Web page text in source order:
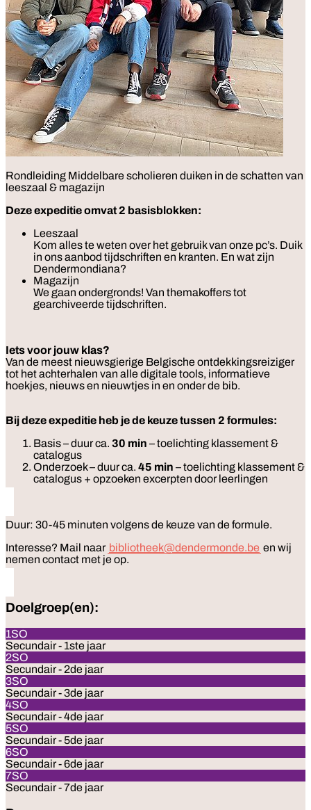
Rondleiding Middelbare scholieren duiken in de schatten van
leeszaal & magazijn
Deze expeditie omvat 2 basisblokken:
Leeszaal
Kom alles te weten over het gebruik van onze pc’s. Duik
in ons aanbod tijdschriften en kranten. En wat zijn
Dendermondiana?
Magazijn
We gaan ondergronds! Van themakoffers tot
gearchiveerde tijdschriften.
Iets voor jouw klas?
Van de meest nieuwsgierige Belgische ontdekkingsreiziger
tot het achterhalen van alle digitale tools, informatieve
hoekjes, nieuws en nieuwtjes in en onder de bib.
Bij deze expeditie heb je de keuze tussen 2 formules:
Basis – duur ca. 30 min – toelichting klassement &
catalogus
Onderzoek – duur ca. 45 min – toelichting klassement &
catalogus + opzoeken excerpten door leerlingen
Duur: 30-45 minuten volgens de keuze van de formule.
Interesse? Mail naar bibliotheek@dendermonde.be en wij
nemen contact met je op.
Doelgroep(en):
1SO
Secundair - 1ste jaar
2SO
Secundair - 2de jaar
3SO
Secundair - 3de jaar
4SO
Secundair - 4de jaar
5SO
Secundair - 5de jaar
6SO
Secundair - 6de jaar
7SO
Secundair - 7de jaar